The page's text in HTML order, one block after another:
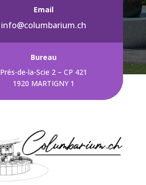
Email
info@columbarium.ch
Bureau
Prés-de-la-Scie 2 – CP 421
1920 MARTIGNY 1